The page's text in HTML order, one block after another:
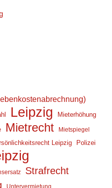
Leipzig Mieterhöhung
Mietrecht Mietspiegel
Leipzig Polizei
Strafrecht
Untervermietung